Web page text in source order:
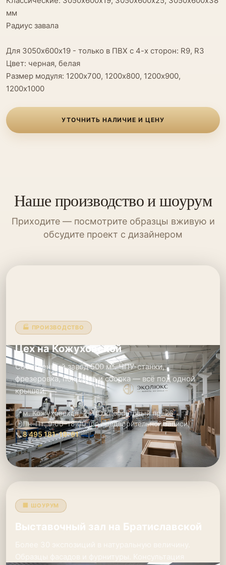
мм
Радиус завала
Для 3050х600х19 - только в ПВХ с 4-х сторон: R9, R3
Цвет: черная, белая
Размер модуля: 1200х700, 1200х800, 1200х900,
1200х1000
УТОЧНИТЬ НАЛИЧИЕ И ЦЕНУ
Наше производство и шоурум
Приходите — посмотрите образцы вживую и
обсудите проект с дизайнером
🏭 ПРОИЗВОДСТВО
Цех на Кожуховской
Собственный завод 500 м². ЧПУ-станки,
фрезеровка, покраска и сборка — всё под одной
крышей.
📍м. Кожуховская, 2-й Южнопортовый пр. 26
🕑Пн–Пт: 9:00–18:00 (по предварительной записи)
📞8 495 181-19-91
🏢 ШОУРУМ
Выставочный зал на Братиславской